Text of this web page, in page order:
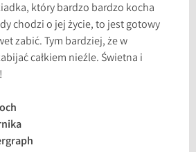
który bardzo bardzo kocha
chodzi o jej życie, to jest gotowy
zabić. Tym bardziej, że w
całkiem nieźle. Świetna i